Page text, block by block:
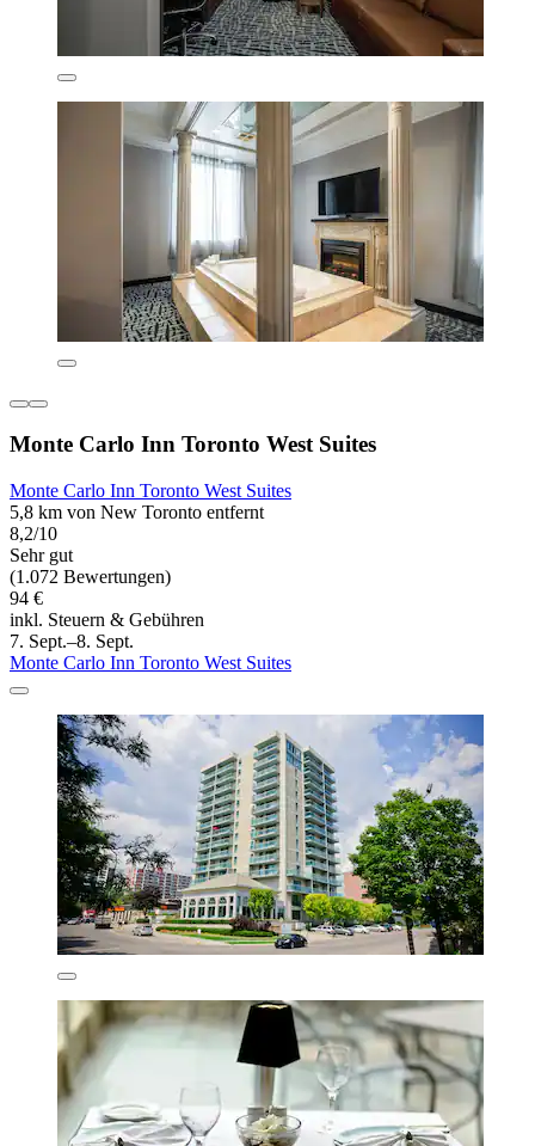
Monte Carlo Inn Toronto West Suites
Monte Carlo Inn Toronto West Suites
5,8 km von New Toronto entfernt
8,2/10
Sehr gut
(1.072 Bewertungen)
94 €
inkl. Steuern & Gebühren
7. Sept.–8. Sept.
Monte Carlo Inn Toronto West Suites